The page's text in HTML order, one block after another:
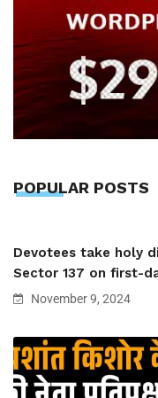
POPULAR POSTS
Devotees take holy
Sector 137 on first-
November 9, 2024